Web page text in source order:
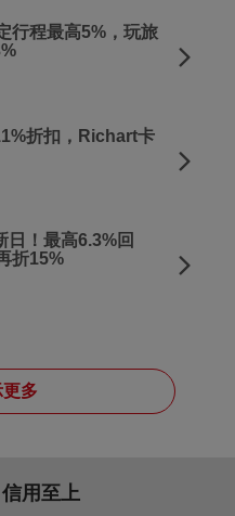
行程最高5%，玩旅
折扣，Richart卡
日！最高6.3%回
折15%
多
用至上